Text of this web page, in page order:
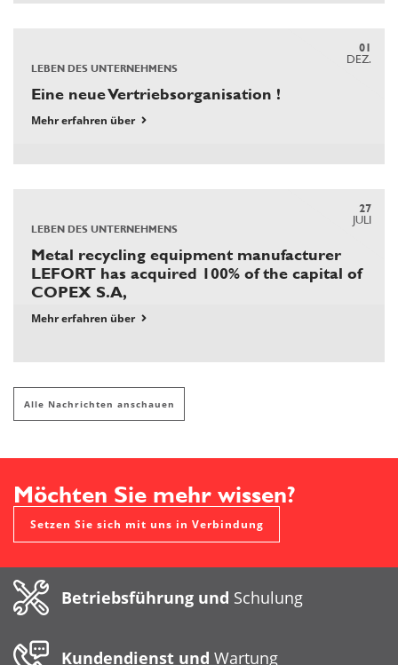
01
DEZ.
LEBEN DES UNTERNEHMENS
Eine neue Vertriebsorganisation !
Mehr erfahren über
27
JULI
LEBEN DES UNTERNEHMENS
Metal recycling equipment manufacturer
LEFORT has acquired 100% of the capital of
COPEX S.A,
Mehr erfahren über
Alle Nachrichten anschauen
Möchten Sie mehr wissen?
Setzen Sie sich mit uns in Verbindung
Betriebsführung und Schulung
Kundendienst und Wartung